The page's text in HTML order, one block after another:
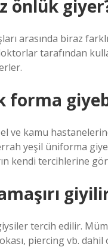
önlük
arasında biraz
tarafından
forma
ve kamu
yeşil üniforma
kendi tercihlerine
tercih edilir.
piercing vb.